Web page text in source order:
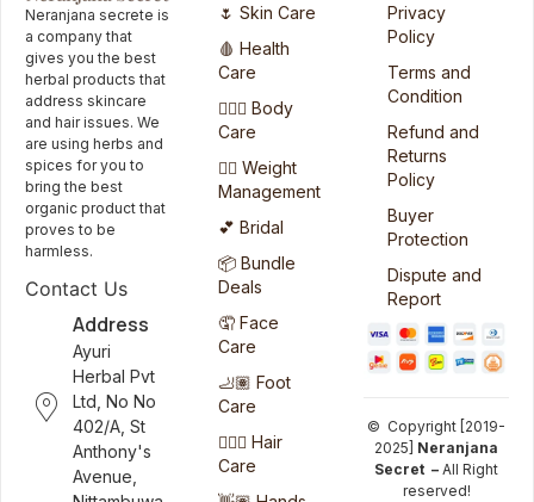
Neranjana secrete is
a company that
gives you the best
herbal products that
address skincare
and hair issues. We
are using herbs and
spices for you to
bring the best
organic product that
proves to be
harmless.
Contact Us
Address
Ayuri
Herbal Pvt
Ltd, No No
402/A, St
Anthony's
Avenue,
🌷 Skin Care
🩸 Health
Care
🧖🏻‍♀️ Body
Care
🏋️‍♀️ Weight
Management
💕 Bridal
📦 Bundle
Deals
🤦 Face
Care
🦶🏽 Foot
Care
💆🏻‍♀️ Hair
Care
Privacy
Policy
Terms and
Condition
Refund and
Returns
Policy
Buyer
Protection
Dispute and
Report
© Copyright [2019-
2025] Neranjana
Secret – All Right
reserved!